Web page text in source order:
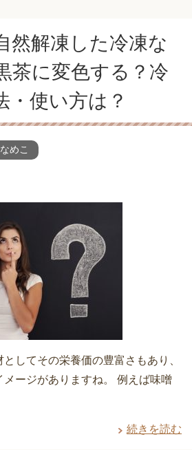
然解凍した冷凍な
茶に変色する？冷
・使い方は？
なめこ
してその栄養価の豊富さもあり、
ージがありますね。 例えば味噌
続きを読む